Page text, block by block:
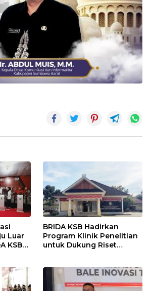
Luar
KSB
BRIDA KSB Hadirkan
Program Klinik Penelitian
untuk Dukung Riset